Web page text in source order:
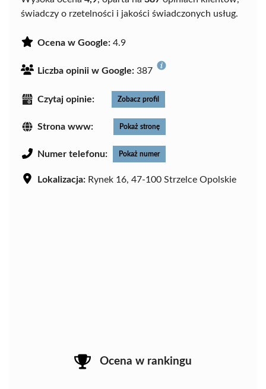
świadczy o rzetelności i jakości świadczonych usług.
Ocena w Google: 4.9
Liczba opinii w Google: 387
Czytaj opinie: Zobacz profil
Strona www: Pokaż stronę
Numer telefonu: Pokaż numer
Lokalizacja: Rynek 16, 47-100 Strzelce Opolskie
Ocena w rankingu